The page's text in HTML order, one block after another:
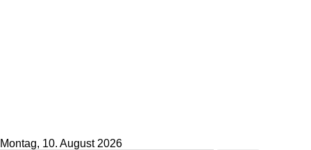
Montag, 10. August 2026